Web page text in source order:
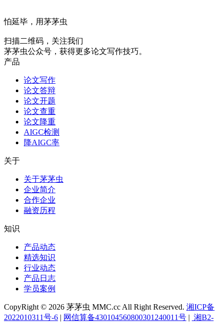
怕延毕，用茅茅虫
扫描二维码，关注我们
茅茅虫公众号，获得更多论文写作技巧。
产品
论文写作
论文答辩
论文开题
论文查重
论文降重
AIGC检测
降AIGC率
关于
关于茅茅虫
企业简介
合作企业
融资历程
知识
产品动态
精选知识
行业动态
产品日志
学员案例
CopyRight © 2026 茅茅虫 MMC.cc All Right Reserved. 湘ICP备
2022010311号-6 | 网信算备430104560800301240011号 | 湘B2-